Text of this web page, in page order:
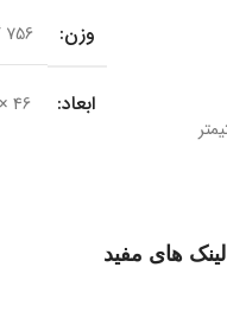
وزن 756 گرم
ابعاد 46 × 19 × 5 سانتیمتر
لینک های مفید